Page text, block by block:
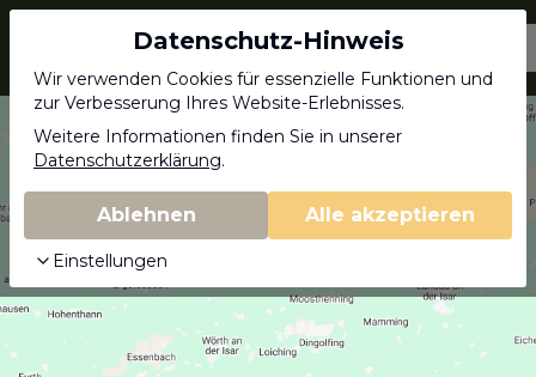
Jagdschein.com
Datenschutz-Hinweis
Wir verwenden Cookies für essenzielle Funktionen und
zur Verbesserung Ihres Website-Erlebnisses.
Weitere Informationen finden Sie in unserer
Datenschutzerklärung.
Ablehnen Alle akzeptieren
Einstellungen